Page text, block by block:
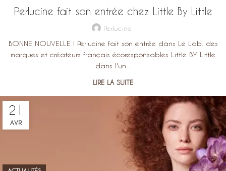
Perlucine fait son entrée chez Little By Little
Perlucine
BONNE NOUVELLE ! Perlucine fait son entrée dans Le Lab. des
marques et créateurs français écoresponsables Little BY Little
dans l'un...
LIRE LA SUITE
21
AVR